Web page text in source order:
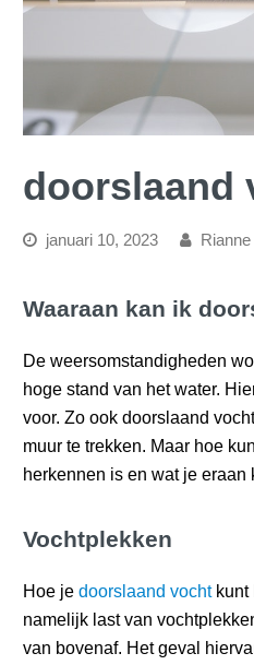
doorslaand
januari 10, 2023 Rianne
Waaraan kan ik
De weersomstandigheden
hoge stand van het water.
voor. Zo ook doorslaand
muur te trekken. Maar hoe
herkennen is en wat je eraan
Vochtplekken
Hoe je doorslaand vochtkunt
namelijk last van
van bovenaf. Het geval